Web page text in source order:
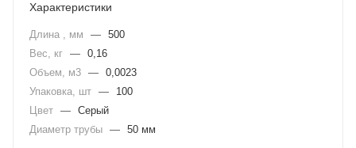
Характеристики
Длина , мм — 500
Вес, кг — 0,16
Объем, м3 — 0,0023
Упаковка, шт —
100
Цвет — Серый
Диаметр трубы — 50 мм